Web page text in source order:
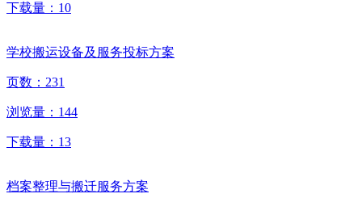
下载量： 10
学校搬运设备及服务投标方案
页数： 231
浏览量： 144
下载量： 13
档案整理与搬迁服务方案